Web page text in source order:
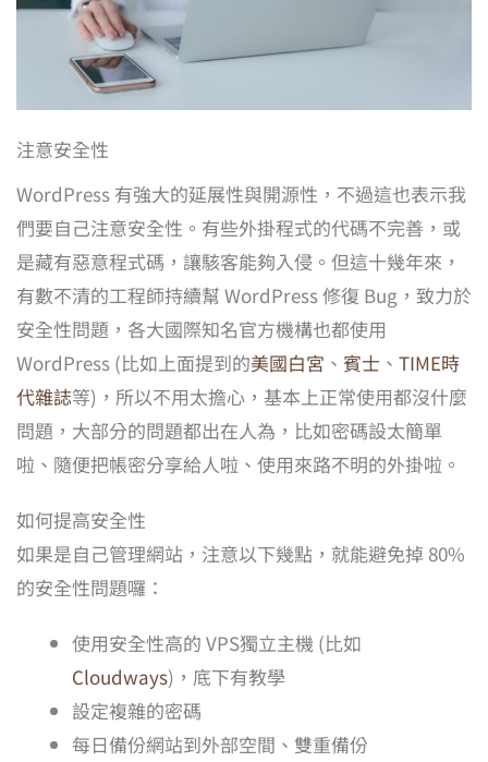
注意安全性
WordPress 有強大的延展性與開源性，不過這也表示我
們要自己注意安全性。有些外掛程式的代碼不完善，或
是藏有惡意程式碼，讓駭客能夠入侵。但這十幾年來，
有數不清的工程師持續幫 WordPress 修復 Bug，致力於
安全性問題，各大國際知名官方機構也都使用
WordPress (比如上面提到的美國白宮 、 賓士 、 TIME時
代雜誌等)，所以不用太擔心，基本上正常使用都沒什麼
問題，大部分的問題都出在人為，比如密碼設太簡單
啦、隨便把帳密分享給人啦、使用來路不明的外掛啦。
如何提高安全性
如果是自己管理網站，注意以下幾點，就能避免掉 80%
的安全性問題囉：
使用安全性高的 VPS獨立主機 (比如
Cloudways)，底下有教學
設定複雜的密碼
每日備份網站到外部空間、雙重備份